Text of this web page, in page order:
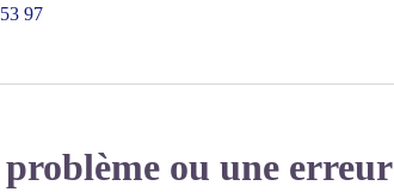
97
ou une erreur